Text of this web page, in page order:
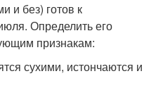
и без) готов к
Определить его
признакам:
сухими, истончаются и